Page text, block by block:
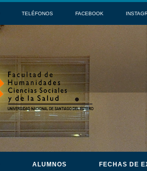
TELÉFONOS FACEBOOK
ALUMNOS FECHAS DE